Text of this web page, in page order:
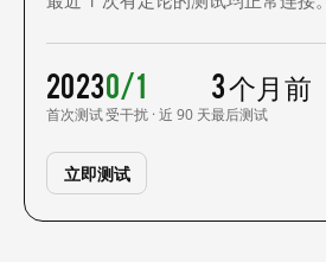
2023
首次测试
0/1
受干扰 · 近 90 天
3 个月前
最后测试
立即测试